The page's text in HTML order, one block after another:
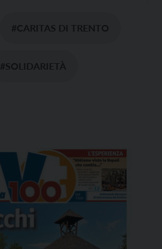
#CARITAS DI TRENTO
#SOLIDARIETÀ